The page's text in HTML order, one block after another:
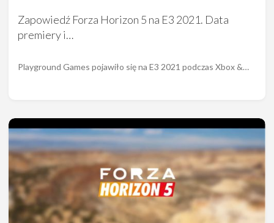
Zapowiedź Forza Horizon 5 na E3 2021. Data
premiery i…
Playground Games pojawiło się na E3 2021 podczas Xbox &…